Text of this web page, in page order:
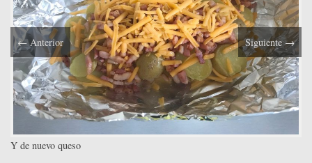
←Anterior Siguiente→
Y de nuevo queso